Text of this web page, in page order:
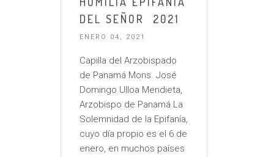
DEL SEÑOR 2021
ENERO 04, 2021
Capilla del Arzobispado
de Panamá Mons. José
Domingo Ulloa Mendieta,
Arzobispo de Panamá La
Solemnidad de la Epifanía,
cuyo día propio es el 6 de
enero, en muchos países